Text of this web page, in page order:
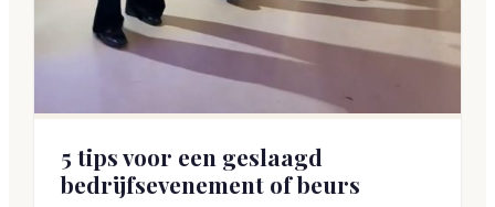
5 tips voor een geslaagd
bedrijfsevenement of beurs